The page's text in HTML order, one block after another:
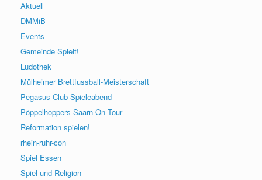
Aktuell
DMMiB
Events
Gemeinde Spielt!
Ludothek
Mülheimer Brettfussball-Meisterschaft
Pegasus-Club-Spieleabend
Pöppelhoppers Saarn On Tour
Reformation spielen!
rhein-ruhr-con
Spiel Essen
Spiel und Religion